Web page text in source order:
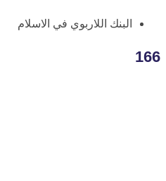
البنك اللاربوي في ‏الاسلام‏
166